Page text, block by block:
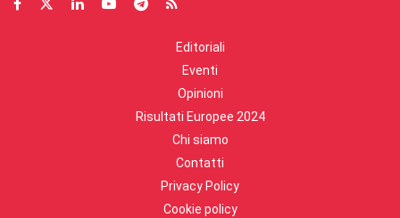
Editoriali
Eventi
Opinioni
Risultati Europee 2024
Chi siamo
Contatti
Privacy Policy
Cookie policy